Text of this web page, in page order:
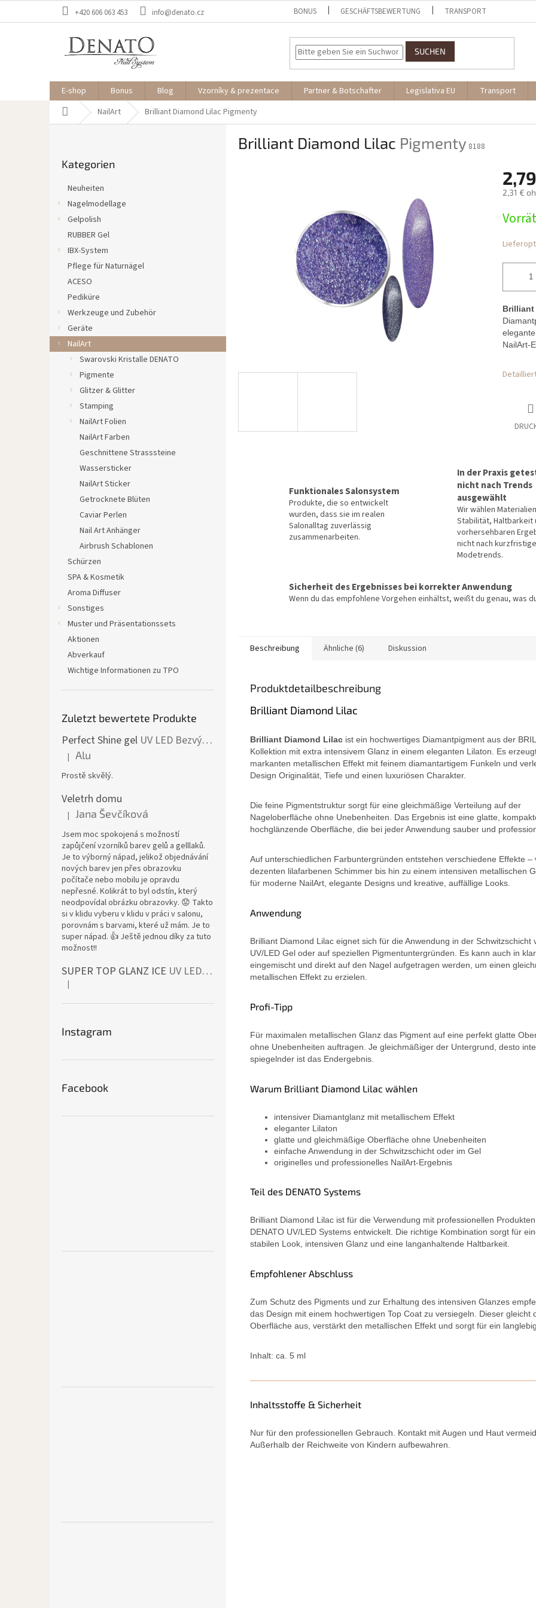
+420 606 063 453 info@denato.cz BONUS GESCHÄFTSBEWERTUNG TRANSPORT
SUCHEN
E-shop Bonus Blog Vzorníky & prezentace Partner & Botschafter Legislativa EU
Transport
StartseiteNailArt Brilliant Diamond Lilac Pigmenty
überspringen
Kategorien
Neuheiten
Nagelmodellage
Gelpolish
RUBBER Gel
IBX-System
Pflege für Naturnägel
ACESO
Pediküre
Werkzeuge und Zubehör
Geräte
NailArt
Swarovski Kristalle DENATO
Pigmente
Glitzer & Glitter
Stamping
NailArt Folien
NailArt Farben
Geschnittene Strasssteine
Wassersticker
NailArt Sticker
Getrocknete Blüten
Caviar Perlen
Nail Art Anhänger
Airbrush Schablonen
Schürzen
SPA & Kosmetik
Aroma Diffuser
Sonstiges
Muster und Präsentationssets
Aktionen
Abverkauf
Wichtige Informationen zu TPO
Zuletzt bewertete Produkte
Perfect Shine gel UV LED Bezvýpotkový lesk
Die Produktbewertung beträgt 5 von 5 Sternen.
| Alu
Prostě skvělý.
Veletrh domu
Die Produktbewertung beträgt 5 von 5 Sternen.
| Jana Ševčíková
Jsem moc spokojená s možností
zapůjčení vzorníků barev gelů a gelllaků.
Je to výborný nápad, jelikož objednávání
nových barev jen přes obrazovku
počítače nebo mobilu je opravdu
nepřesné. Kolikrát to byl odstín, který
neodpovídal obrázku obrazovky. 😟 Takto
si v klidu vyberu v klidu v práci v salonu,
porovnám s barvami, které už mám. Je to
super nápad. 👍 Ještě jednou díky za tuto
možnost!!
SUPER TOP GLANZ ICE UV LED bezvýpotkový vrchní lesk
Die Produktbewertung beträgt 4 von 5 Sternen.
|
Instagram
Facebook
Brilliant Diamond Lilac Pigmenty 8188
2,31 €
Brilliant
NailArt-
Funktionales Salonsystem
Produkte, die so entwickelt
wurden, dass sie im realen
Salonalltag zuverlässig
zusammenarbeiten.
In der Praxis
nicht nach Trends
ausgewählt
Wir wählen
Stabilität, Haltbarkeit
vorhersehbaren
nicht nach
Modetrends.
Sicherheit des Ergebnisses bei korrekter Anwendung
Wenn du das empfohlene Vorgehen einhältst, weißt du genau, was
Beschreibung Ähnliche (6) Diskussion
Produktdetailbeschreibung
Brilliant Diamond Lilac
Brilliant Diamond Lilac ist ein hochwertiges Diamantpigment aus der
Kollektion mit extra intensivem Glanz in einem eleganten Lilaton. Es
markanten metallischen Effekt mit feinem diamantartigem Funkeln und
Design Originalität, Tiefe und einen luxuriösen Charakter.
Die feine Pigmentstruktur sorgt für eine gleichmäßige Verteilung auf der
Nageloberfläche ohne Unebenheiten. Das Ergebnis ist eine glatte,
hochglänzende Oberfläche, die bei jeder Anwendung sauber und
Auf unterschiedlichen Farbuntergründen entstehen verschiedene Effekte –
dezenten lilafarbenen Schimmer bis hin zu einem intensiven metallischen
für moderne NailArt, elegante Designs und kreative, auffällige Looks.
Anwendung
Brilliant Diamond Lilac eignet sich für die Anwendung in der Schwitzschicht
UV/LED Gel oder auf speziellen Pigmentuntergründen. Es kann auch in
eingemischt und direkt auf den Nagel aufgetragen werden, um einen
metallischen Effekt zu erzielen.
Profi-Tipp
Für maximalen metallischen Glanz das Pigment auf eine perfekt glatte
ohne Unebenheiten auftragen. Je gleichmäßiger der Untergrund, desto
spiegelnder ist das Endergebnis.
Warum Brilliant Diamond Lilac wählen
intensiver Diamantglanz mit metallischem Effekt
eleganter Lilaton
glatte und gleichmäßige Oberfläche ohne Unebenheiten
einfache Anwendung in der Schwitzschicht oder im Gel
originelles und professionelles NailArt-Ergebnis
Teil des DENATO Systems
Brilliant Diamond Lilac ist für die Verwendung mit professionellen
DENATO UV/LED Systems entwickelt. Die richtige Kombination sorgt für
stabilen Look, intensiven Glanz und eine langanhaltende Haltbarkeit.
Empfohlener Abschluss
Zum Schutz des Pigments und zur Erhaltung des intensiven Glanzes
das Design mit einem hochwertigen Top Coat zu versiegeln. Dieser gleicht
Oberfläche aus, verstärkt den metallischen Effekt und sorgt für ein
Inhalt: ca. 5 ml
Inhaltsstoffe & Sicherheit
Nur für den professionellen Gebrauch. Kontakt mit Augen und Haut
Außerhalb der Reichweite von Kindern aufbewahren.